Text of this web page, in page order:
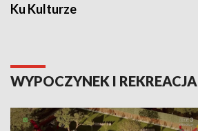
Ku Kulturze
WYPOCZYNEK I REKREACJA